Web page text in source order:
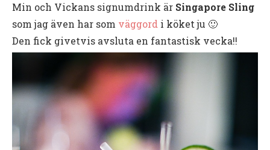
Min och Vickans signumdrink är Singapore Sling
som jag även har som väggord i köket ju 🙂
Den fick givetvis avsluta en fantastisk vecka!!